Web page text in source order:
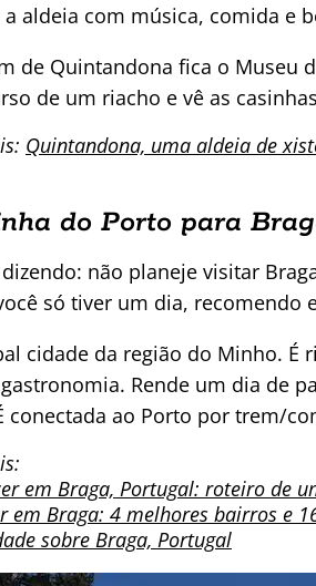
aldeia com música, comida e
de Quintandona fica o
de um riacho e vê as
Quintandona, uma aldeia de
do Porto para
não planeje visitar
só tiver um dia, recomendo
cidade da região do Minho.
Rende um dia de
conectada ao Porto por trem/
em Braga, Portugal: roteiro de
em Braga: 4 melhores bairros e
sobre Braga, Portugal